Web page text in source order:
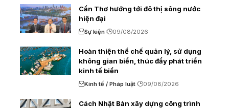
Cần Thơ hướng tới đô thị sông nước
hiện đại
Sự kiện 09/08/2026
Hoàn thiện thể chế quản lý, sử dụng
không gian biển, thúc đẩy phát triển
kinh tế biển
Kinh tế / Pháp luật 09/08/2026
Cách Nhật Bản xây dựng công trình